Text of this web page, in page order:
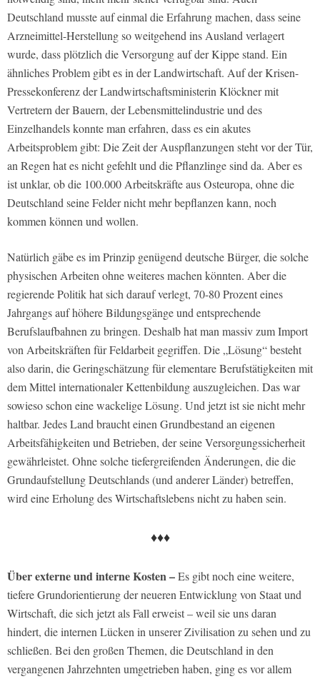
Deutschland musste auf einmal die Erfahrung machen, dass seine
Arzneimittel-Herstellung so weitgehend ins Ausland verlagert
wurde, dass plötzlich die Versorgung auf der Kippe stand. Ein
ähnliches Problem gibt es in der Landwirtschaft. Auf der Krisen-
Pressekonferenz der Landwirtschaftsministerin Klöckner mit
Vertretern der Bauern, der Lebensmittelindustrie und des
Einzelhandels konnte man erfahren, dass es ein akutes
Arbeitsproblem gibt: Die Zeit der Auspflanzungen steht vor der Tür,
an Regen hat es nicht gefehlt und die Pflanzlinge sind da. Aber es
ist unklar, ob die 100.000 Arbeitskräfte aus Osteuropa, ohne die
Deutschland seine Felder nicht mehr bepflanzen kann, noch
kommen können und wollen.
Natürlich gäbe es im Prinzip genügend deutsche Bürger, die solche
physischen Arbeiten ohne weiteres machen könnten. Aber die
regierende Politik hat sich darauf verlegt, 70-80 Prozent eines
Jahrgangs auf höhere Bildungsgänge und entsprechende
Berufslaufbahnen zu bringen. Deshalb hat man massiv zum Import
von Arbeitskräften für Feldarbeit gegriffen. Die „Lösung“ besteht
also darin, die Geringschätzung für elementare Berufstätigkeiten mit
dem Mittel internationaler Kettenbildung auszugleichen. Das war
sowieso schon eine wackelige Lösung. Und jetzt ist sie nicht mehr
haltbar. Jedes Land braucht einen Grundbestand an eigenen
Arbeitsfähigkeiten und Betrieben, der seine Versorgungssicherheit
gewährleistet. Ohne solche tiefergreifenden Änderungen, die die
Grundaufstellung Deutschlands (und anderer Länder) betreffen,
wird eine Erholung des Wirtschaftslebens nicht zu haben sein.
♦♦♦
Über externe und interne Kosten –Es gibt noch eine weitere,
tiefere Grundorientierung der neueren Entwicklung von Staat und
Wirtschaft, die sich jetzt als Fall erweist – weil sie uns daran
hindert, die internen Lücken in unserer Zivilisation zu sehen und zu
schließen. Bei den großen Themen, die Deutschland in den
vergangenen Jahrzehnten umgetrieben haben, ging es vor allem